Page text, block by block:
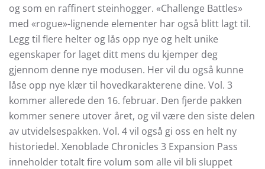
og som en raffinert steinhogger. «Challenge Battles»
med «rogue»-lignende elementer har også blitt lagt til.
Legg til flere helter og lås opp nye og helt unike
egenskaper for laget ditt mens du kjemper deg
gjennom denne nye modusen. Her vil du også kunne
låse opp nye klær til hovedkarakterene dine. Vol. 3
kommer allerede den 16. februar. Den fjerde pakken
kommer senere utover året, og vil være den siste delen
av utvidelsespakken. Vol. 4 vil også gi oss en helt ny
historiedel. Xenoblade Chronicles 3 Expansion Pass
inneholder totalt fire volum som alle vil bli sluppet